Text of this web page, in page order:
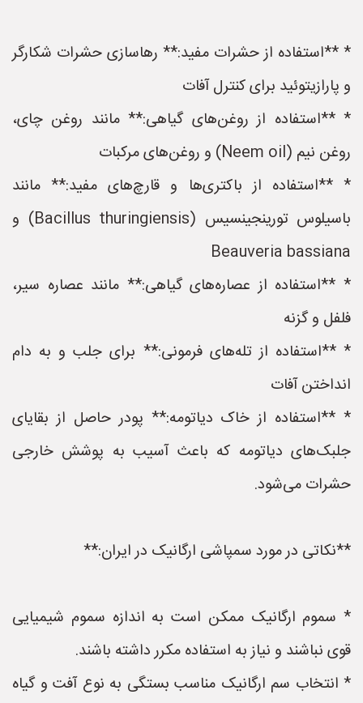
* **استفاده از حشرات مفید:** رهاسازی حشرات شکارگر
و پارازیتوئید برای کنترل آفات
* **استفاده از روغن‌های گیاهی:** مانند روغن چای،
روغن نیم (Neem oil) و روغن‌های مرکبات
* **استفاده از باکتری‌ها و قارچ‌های مفید:** مانند
باسیلوس تورینجینسیس (Bacillus thuringiensis) و
Beauveria bassiana
* **استفاده از عصاره‌های گیاهی:** مانند عصاره سیر،
فلفل و گزنه
* **استفاده از تله‌های فرمونی:** برای جلب و به دام
انداختن آفات
* **استفاده از خاک دیاتومه:** پودر حاصل از بقایای
جلبک‌های دیاتومه که باعث آسیب به پوشش خارجی
حشرات می‌شود.
**نکاتی در مورد سمپاشی ارگانیک در ایران:**
* سموم ارگانیک ممکن است به اندازه سموم شیمیایی
قوی نباشند و نیاز به استفاده مکرر داشته باشند.
* انتخاب سم ارگانیک مناسب بستگی به نوع آفت و گیاه